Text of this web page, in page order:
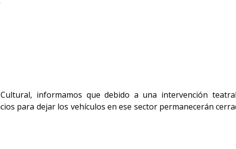
informamos que debido a una intervención
para dejar los vehículos en ese sector permanecerán